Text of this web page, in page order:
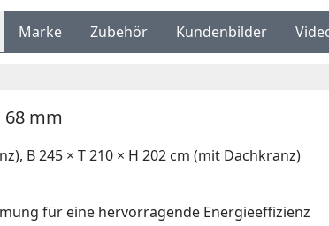
Marke Zubehör Kundenbilder
68 mm
B 245 × T 210 × H 202 cm (mit Dachkranz)
für eine hervorragende Energieeffizienz